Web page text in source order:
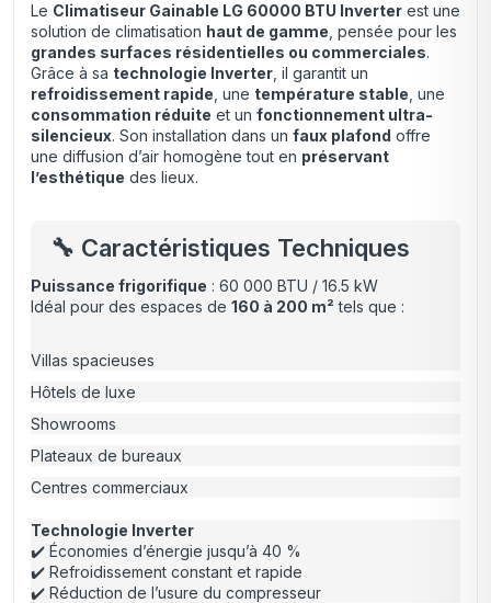
Le Climatiseur Gainable LG 60000 BTU Inverter est une
solution de climatisation haut de gamme , pensée pour les
grandes surfaces résidentielles ou commerciales.
Grâce à sa technologie Inverter il garantit un
refroidissement rapide , une température stable , une
consommation réduite et un fonctionnement ultra-
silencieux. Son installation dans un faux plafond offre
une diffusion d’air homogène tout en préservant
l’esthétique des lieux.
🔧 Caractéristiques Techniques
Puissance frigorifique : 60 000 BTU / 16.5 kW
Idéal pour des espaces de 160 à 200 m² tels que :
Villas spacieuses
Hôtels de luxe
Showrooms
Plateaux de bureaux
Centres commerciaux
Technologie Inverter
✔️ Économies d’énergie jusqu’à 40 %
✔️ Refroidissement constant et rapide
✔️ Réduction de l’usure du compresseur